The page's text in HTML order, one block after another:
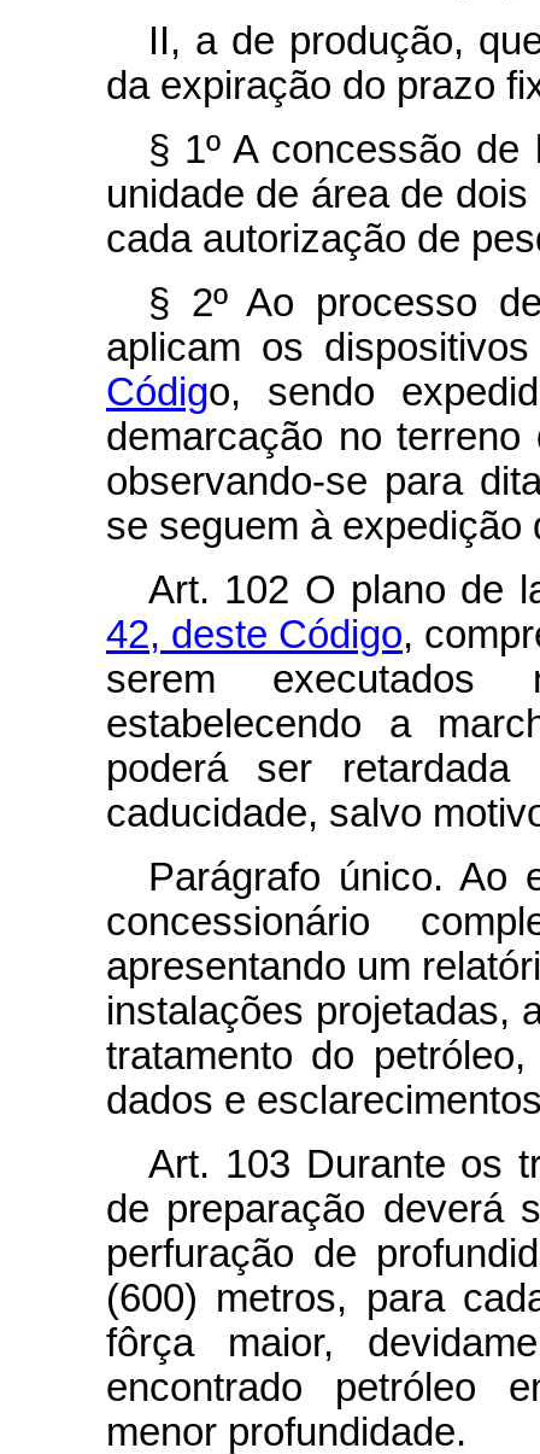
II, a de produção,
da expiração do prazo
§ 1º A concessão
unidade de área de
cada autorização de
§ 2º Ao processo
aplicam os
Código, sendo
demarcação no
observando-se para
se seguem à expedição
Art. 102 O plano de
42, deste Código,
serem
estabelecendo a
poderá ser
caducidade, salvo
Parágrafo único. Ao
concessionário
apresentando um
instalações projetadas,
tratamento do
dados e
Art. 103 Durante os
de preparação deverá
perfuração de
(600) metros, para
fôrça maior,
encontrado petróleo
menor profundidade.